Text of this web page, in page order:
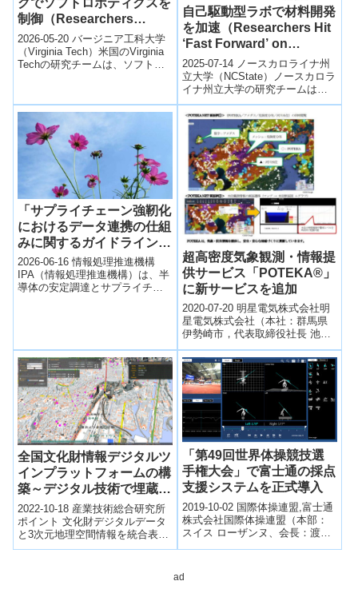
グでソフトロボティクスを
制御（Researchers
Control Soft Robotics
With AI’s Cousin:
Reservoir Computing）
2026-05-20 バージニア工科大学
（Virginia Tech）米国のVirginia
Techの研究チームは、ソフトロ
自己駆動型ラボで材料開発
を加速（Researchers Hit
‘Fast Forward’ on
Materials Discovery with
Self-Driving Labs）
2025-07-14 ノースカロライナ州
立大学（NCState）ノースカロラ
イナ州立大学の研究チームは、
自己駆動型実験室に「動的流量
実験」を導入し、従来の10倍...
「サプライチェーン強靭化
におけるデータ連携の仕組
みに関するガイドライン
（車載半導体関連）0.1
版」を公開
2026-06-16 情報処理推進機構
IPA（情報処理推進機構）は、半
導体の安定調達とサプライチェ
超高密度気象観測・情報提
供サービス「POTEKA®」
に新サービスを追加
2020-07-20 明星電気株式会社明
星電気株式会社（本社：群馬県
伊勢崎市，代表取締役社長 池山
正隆）は，気象庁測器検定付き
小型気象計を用いた超高密度気
象観測...
全国文化財情報デジタルツ
インプラットフォームの構
築～デジタル技術で埋蔵文
化財を記録・可視化し、歴
史を未来へつなげる～
2022-10-18 産業技術総合研究所
ポイント 文化財デジタルデータ
と3次元地理空間情報を統合表示
するプラットフォームを開発 地
「第49回世界体操競技選
手権大会」で富士通の採点
支援システムを正式導入
2019-10-02 国際体操連盟,富士通
株式会社国際体操連盟（本部：
スイス ローザンヌ、会長：渡辺
ad